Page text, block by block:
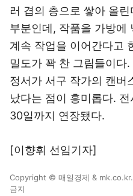
러 겹의 층으로 쌓아 올
부분인데, 작품을 가방에
계속 작업을 이어간다고
밀도가 꽉 찬 그림들이다
정서가 서구 작가의 캔버
났다는 점이 흥미롭다.
30일까지 연장됐다.
[이향휘 선임기자]
Copyright © 매일경제 &
금지